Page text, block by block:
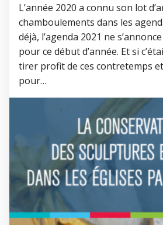
L’année 2020 a connu son lot
chamboulements dans les
déjà, l’agenda 2021 ne
pour ce début d’année. Et si
tirer profit de ces contretemps
pour…